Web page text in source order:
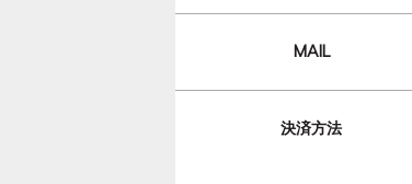
MAIL
決済方法